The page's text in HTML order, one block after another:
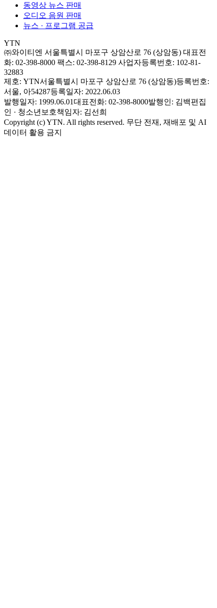
동영상 뉴스 판매
오디오 음원 판매
뉴스 · 프로그램 공급
YTN
㈜와이티엔 서울특별시 마포구 상암산로 76 (상암동) 대표전
화: 02-398-8000 팩스: 02-398-8129 사업자등록번호: 102-81-
32883
제호: YTN서울특별시 마포구 상암산로 76 (상암동)등록번호:
서울, 아54287등록일자: 2022.06.03
발행일자: 1999.06.01대표전화: 02-398-8000발행인: 김백편집
인 · 청소년보호책임자: 김선희
Copyright (c) YTN. All rights reserved. 무단 전재, 재배포 및 AI
데이터 활용 금지